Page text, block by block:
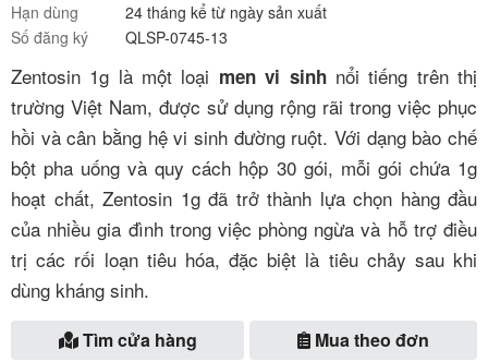
Hạn dùng
24 tháng kể từ ngày sản xuất
Số đăng ký
QLSP-0745-13
Zentosin 1g là một loại men vi sinhnổi tiếng trên thị
trường Việt Nam, được sử dụng rộng rãi trong việc phục
hồi và cân bằng hệ vi sinh đường ruột. Với dạng bào chế
bột pha uống và quy cách hộp 30 gói, mỗi gói chứa 1g
hoạt chất, Zentosin 1g đã trở thành lựa chọn hàng đầu
của nhiều gia đình trong việc phòng ngừa và hỗ trợ điều
trị các rối loạn tiêu hóa, đặc biệt là tiêu chảy sau khi
dùng kháng sinh.
Tìm cửa hàng Mua theo đơn